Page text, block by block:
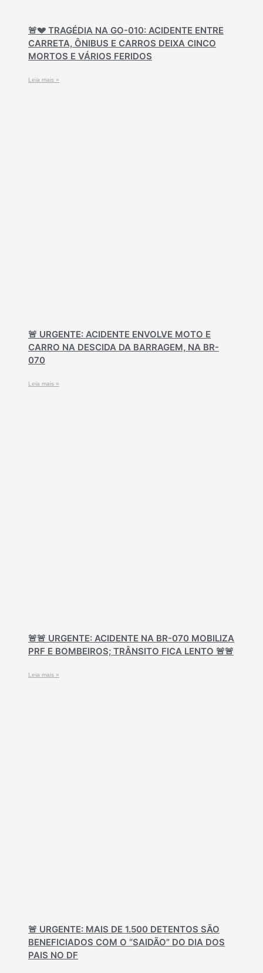
🚨💔 TRAGÉDIA NA GO-010: ACIDENTE ENTRE
CARRETA, ÔNIBUS E CARROS DEIXA CINCO
MORTOS E VÁRIOS FERIDOS
Leia mais »
🚨 URGENTE: ACIDENTE ENVOLVE MOTO E
CARRO NA DESCIDA DA BARRAGEM, NA BR-
070
Leia mais »
🚨🚨 URGENTE: ACIDENTE NA BR-070 MOBILIZA
PRF E BOMBEIROS; TRÂNSITO FICA LENTO 🚨🚨
Leia mais »
🚨 URGENTE: MAIS DE 1.500 DETENTOS SÃO
BENEFICIADOS COM O “SAIDÃO” DO DIA DOS
PAIS NO DF